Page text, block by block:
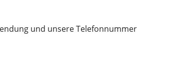
und unsere Telefonnummer